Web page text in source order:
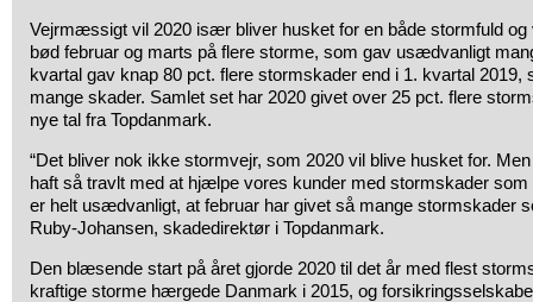
Vejrmæssigt vil 2020 især bliver husket for en både stormfuld
bød februar og marts på flere storme, som gav usædvanligt
kvartal gav knap 80 pct. flere stormskader end i 1. kvartal 2019,
mange skader. Samlet set har 2020 givet over 25 pct. flere
nye tal fra Topdanmark.
“Det bliver nok ikke stormvejr, som 2020 vil blive husket for.
haft så travlt med at hjælpe vores kunder med stormskader som
er helt usædvanligt, at februar har givet så mange stormskader
Ruby-Johansen, skadedirektør i Topdanmark.
Den blæsende start på året gjorde 2020 til det år med flest
kraftige storme hærgede Danmark i 2015, og